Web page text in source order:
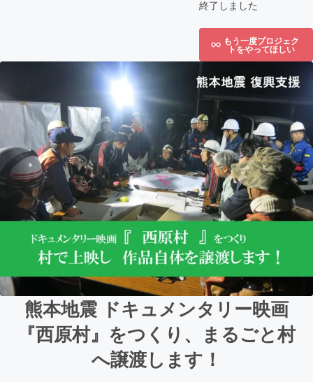
終了しました
もう一度プロジェク
トをやってほしい
熊本地震 ドキュメンタリー映画
『西原村』をつくり、まるごと村
へ譲渡します！